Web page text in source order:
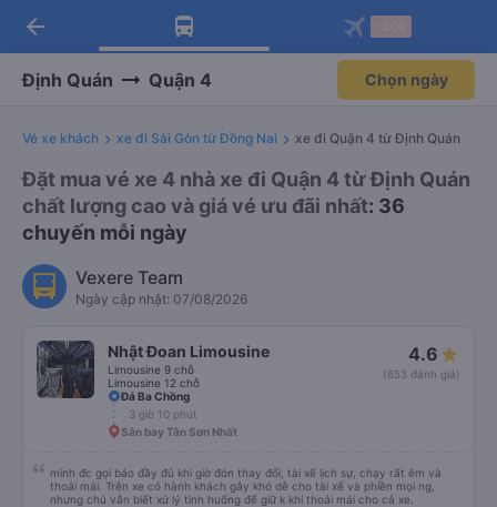
Tải app Vexere ngay!
Nhận ưu đãi thành viên độc
Mở app
Tải app Vexere
-30k/ghế khi đặt vé máy bay qua
Mở app
arrow_back
Định Quán Quận 4 Chọn ngày
Vé xe khách xe đi Sài Gòn từ Đồng Nai xe đi Quận 4 từ Định Quán
Đặt mua vé xe 4 nhà xe đi Quận 4 từ Định Quán
chất lượng cao và giá vé ưu đãi nhất: 36
chuyến mỗi ngày
Vexere Team
Ngày cập nhật: 07/08/2026
Nhật Đoan Limousine
Limousine 9 chỗ
Limousine 12 chỗ
4.6
(653 đánh giá)
Đá Ba Chồng
3 giờ 10 phút
Sân bay Tân Sơn Nhất
mình đc gọi báo đầy đủ khi giờ đón thay đổi, tài xế lịch sự, chạy rất êm và
thoải mái. Trên xe có hành khách gây khó dễ cho tài xế và phiền mọi ng,
nhưng chú vẫn biết xử lý tình huống để giữ k khí thoải mái cho cả xe.